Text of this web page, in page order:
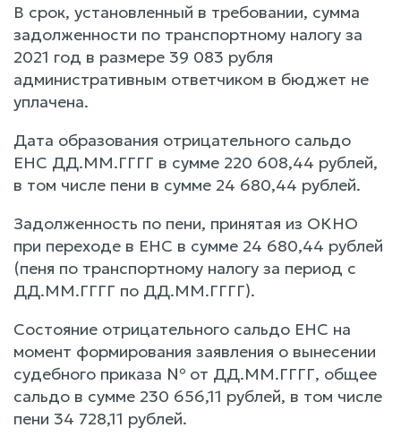
В срок, установленный в требовании, сумма
задолженности по транспортному налогу за
2021 год в размере 39 083 рубля
административным ответчиком в бюджет не
уплачена.
Дата образования отрицательного сальдо
ЕНС ДД.ММ.ГГГГ в сумме 220 608,44 рублей,
в том числе пени в сумме 24 680,44 рублей.
Задолженность по пени, принятая из ОКНО
при переходе в ЕНС в сумме 24 680,44 рублей
(пеня по транспортному налогу за период с
ДД.ММ.ГГГГ по ДД.ММ.ГГГГ).
Состояние отрицательного сальдо ЕНС на
момент формирования заявления о вынесении
судебного приказа № от ДД.ММ.ГГГГ, общее
сальдо в сумме 230 656,11 рублей, в том числе
пени 34 728,11 рублей.